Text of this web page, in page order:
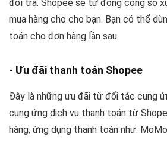
đổi trả. Shopee sẽ tự động cộng số
mua hàng cho cho bạn. Bạn có thể
toán cho đơn hàng lần sau.
- Ưu đãi thanh toán Shopee
Đây là những ưu đãi từ đối tác cung
cung ứng dịch vụ thanh toán từ
hàng, ứng dụng thanh toán như: